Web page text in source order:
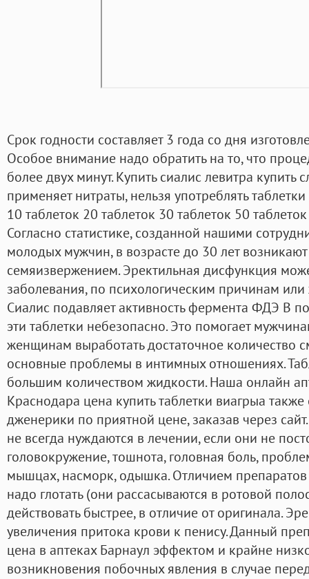
Срок годности составляет 3 года со дня
Особое внимание надо обратить на то, что
более двух минут. Купить сиалис левитра купить
применяет нитраты, нельзя употреблять
10 таблеток 20 таблеток 30 таблеток 50
Согласно статистике, созданной нашими
молодых мужчин, в возрасте до 30 лет
семяизвержением. Эректильная дисфункция
заболевания, по психологическим причинам или
Сиалис подавляет активность фермента ФДЭ В
эти таблетки небезопасно. Это помогает
женщинам выработать достаточное количество
основные проблемы в интимных отношениях.
большим количеством жидкости. Наша онлайн
Краснодара цена купить таблетки виагрыа
дженерики по приятной цене, заказав через
не всегда нуждаются в лечении, если они не
головокружение, тошнота, головная боль,
мышцах, насморк, одышка. Отличием препаратов
надо глотать (они рассасываются в ротовой
действовать быстрее, в отличие от оригинала.
увеличения притока крови к пенису. Данный
цена в аптеках Барнаул эффектом и крайне
возникновения побочных явления в случае